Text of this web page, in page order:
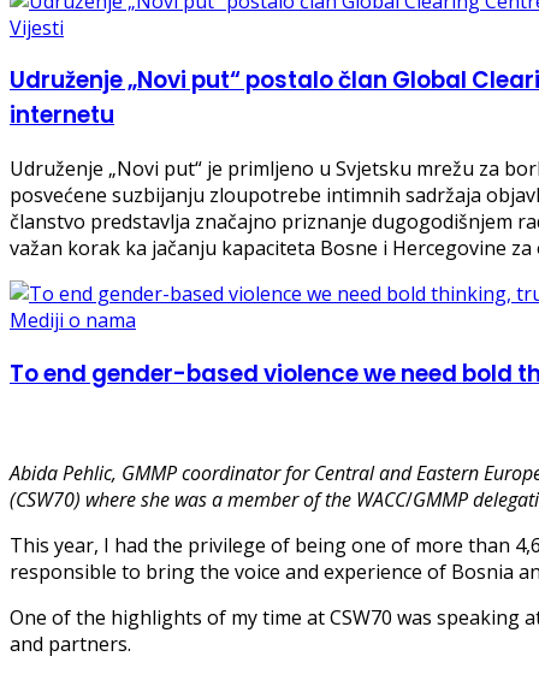
Vijesti
Udruženje „Novi put“ postalo član Global
internetu
Udruženje „Novi put“ je primljeno u Svjetsku mrežu za
posvećene suzbijanju zloupotrebe intimnih sadržaja
članstvo predstavlja značajno priznanje dugogodišnjem
važan korak ka jačanju kapaciteta Bosne i Hercegovine
Mediji o nama
To end gender-based violence we need bold
Abida Pehlic, GMMP coordinator for Central and Eastern
(CSW70) where she was a member of the WACC/GMMP
This year, I had the privilege of being one of more than
responsible to bring the voice and experience of Bosnia
One of the highlights of my time at CSW70 was speaking
and partners.